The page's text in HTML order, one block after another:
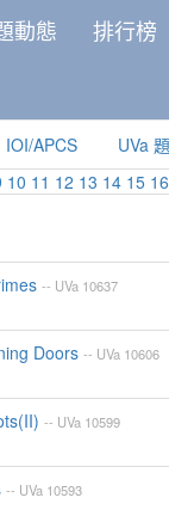
動態 排行榜
IOI/APCS
UVa
10 11 12 13 14 15 16
-- UVa 10637
Doors -- UVa 10606
-- UVa 10599
-- UVa 10593